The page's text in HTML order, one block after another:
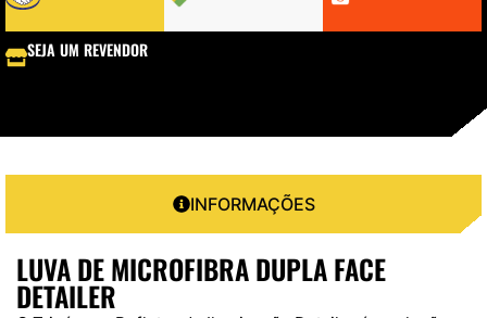
SEJA UM REVENDOR
INFORMAÇÕES
LUVA DE MICROFIBRA DUPLA FACE
DETAILER